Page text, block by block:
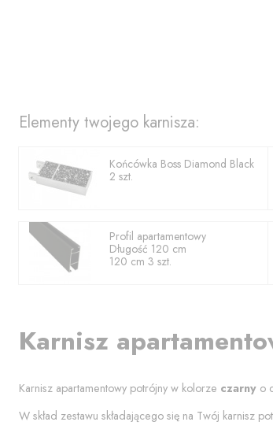
Elementy twojego karnisza:
Końcówka Boss Diamond Black
2 szt.
Profil apartamentowy
Długość 120 cm
120 cm3 szt.
Karnisz
Karnisz apartamentowy potrójny w kolorze czarny o
W skład zestawu składającego się na Twój karnisz